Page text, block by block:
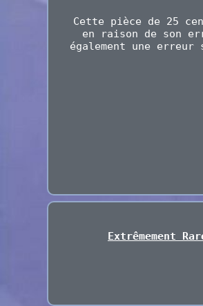
Cette pièce de 25
en raison de son
également une
Extrêmement